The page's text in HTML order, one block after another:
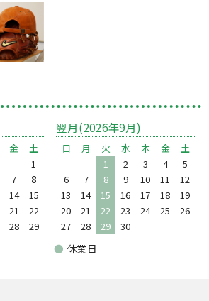
金
土
1
7
8
14
15
21
22
28
29
翌月(2026年9月)
日 月 火 水 木 金
土
1
2 3 4
5
6
7 8 9 10 11
12
13
14 15 16 17 18
19
20
21 22 23 24 25
26
27
28 29 30
● 休業日